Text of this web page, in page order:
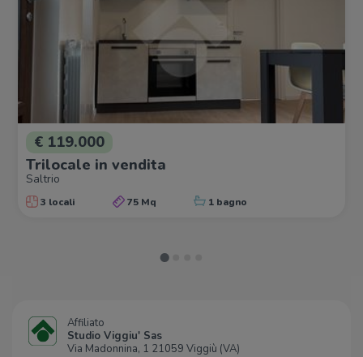
€ 119.000
Trilocale in vendita
Saltrio
3 locali 75 Mq 1 bagno
Affiliato
Studio Viggiu' Sas
Via Madonnina, 1 21059 Viggiù (VA)